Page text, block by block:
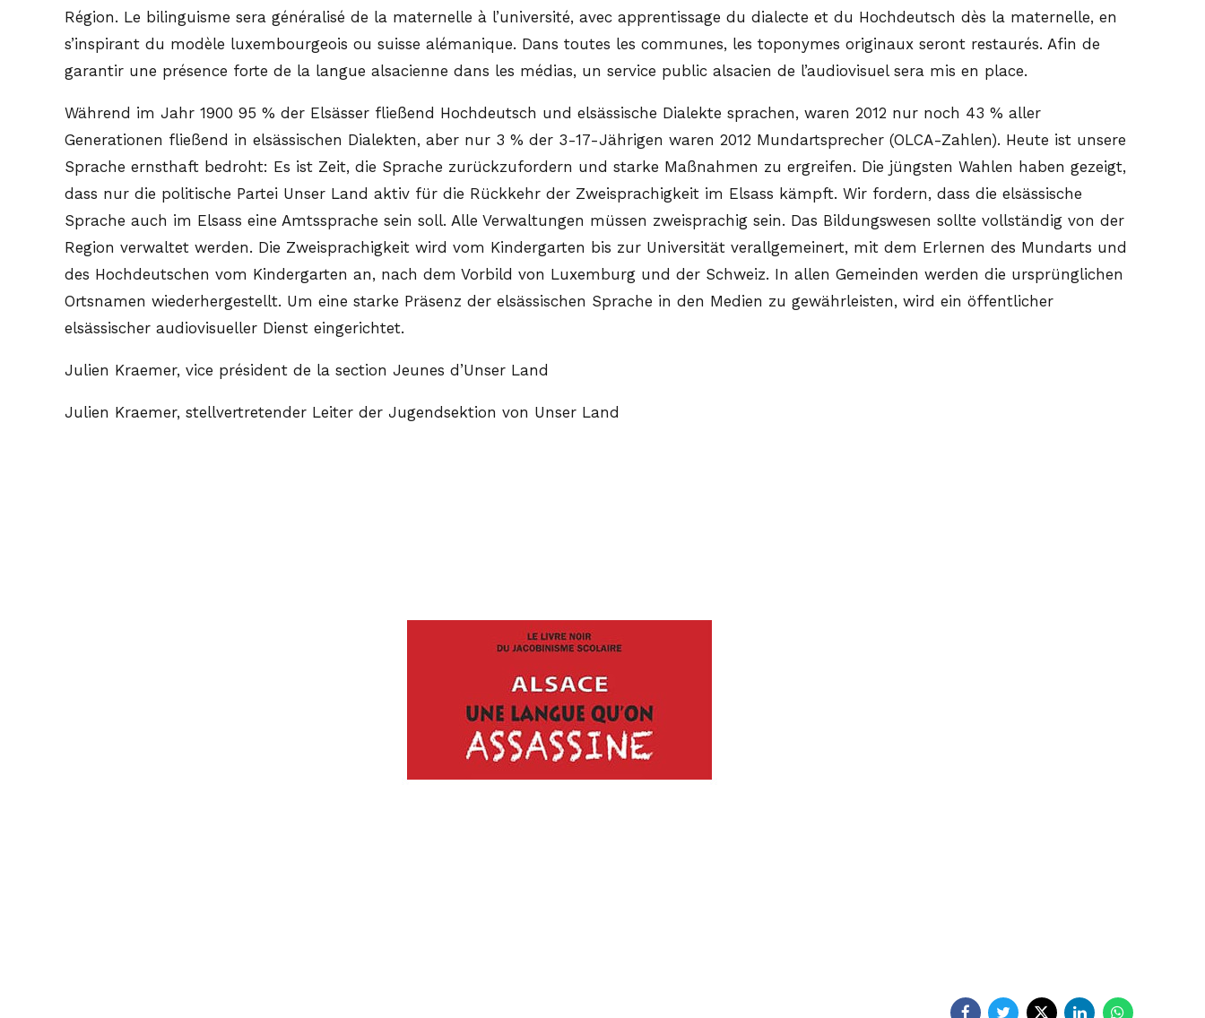
Région. Le bilinguisme sera généralisé de la maternelle à l’université, avec apprentissage du dialecte et du Hochdeutsch dès la maternelle, en
s’inspirant du modèle luxembourgeois ou suisse alémanique. Dans toutes les communes, les toponymes originaux seront restaurés. Afin de
garantir une présence forte de la langue alsacienne dans les médias, un service public alsacien de l’audiovisuel sera mis en place.
Während im Jahr 1900 95 % der Elsässer fließend Hochdeutsch und elsässische Dialekte sprachen, waren 2012 nur noch 43 % aller
Generationen fließend in elsässischen Dialekten, aber nur 3 % der 3-17-Jährigen waren 2012 Mundartsprecher (OLCA-Zahlen). Heute ist unsere
Sprache ernsthaft bedroht: Es ist Zeit, die Sprache zurückzufordern und starke Maßnahmen zu ergreifen. Die jüngsten Wahlen haben gezeigt,
dass nur die politische Partei Unser Land aktiv für die Rückkehr der Zweisprachigkeit im Elsass kämpft. Wir fordern, dass die elsässische
Sprache auch im Elsass eine Amtssprache sein soll. Alle Verwaltungen müssen zweisprachig sein. Das Bildungswesen sollte vollständig von der
Region verwaltet werden. Die Zweisprachigkeit wird vom Kindergarten bis zur Universität verallgemeinert, mit dem Erlernen des Mundarts und
des Hochdeutschen vom Kindergarten an, nach dem Vorbild von Luxemburg und der Schweiz. In allen Gemeinden werden die ursprünglichen
Ortsnamen wiederhergestellt. Um eine starke Präsenz der elsässischen Sprache in den Medien zu gewährleisten, wird ein öffentlicher
elsässischer audiovisueller Dienst eingerichtet.
Julien Kraemer, vice président de la section Jeunes d’Unser Land
Julien Kraemer, stellvertretender Leiter der Jugendsektion von Unser Land